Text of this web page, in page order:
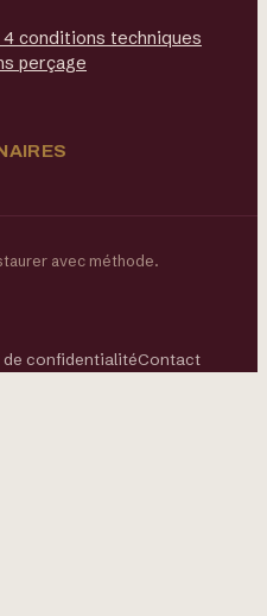
conditions techniques
perçage
avec méthode.
confidentialitéContact